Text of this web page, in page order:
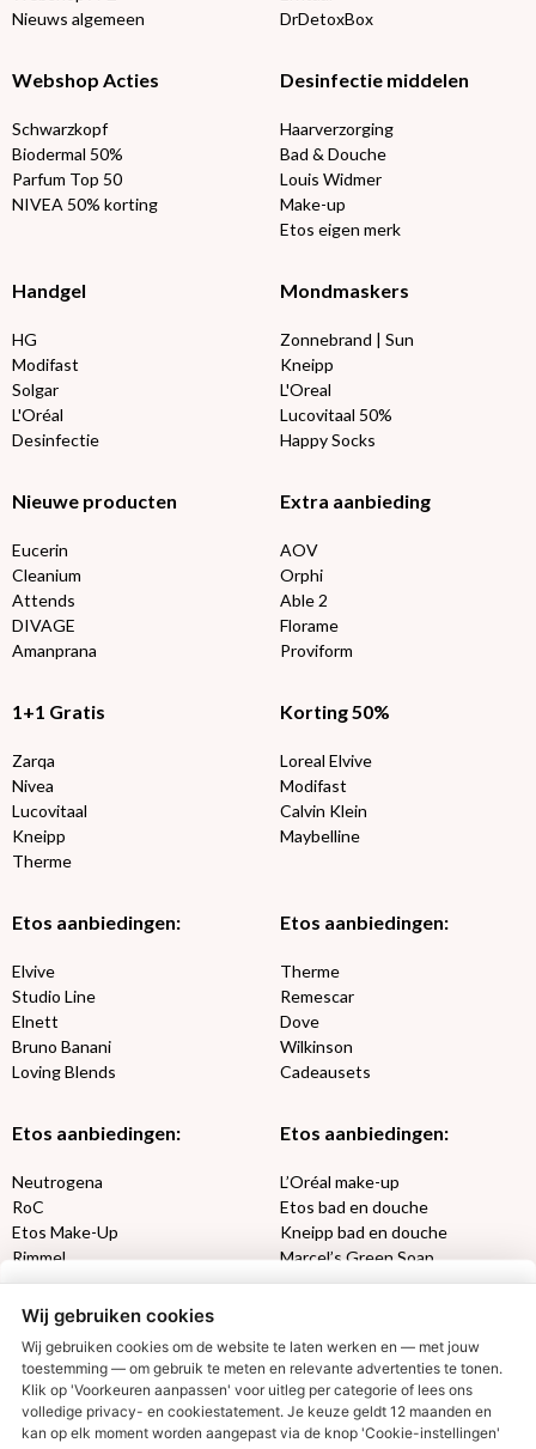
Nieuws algemeen
DrDetoxBox
Webshop Acties
Schwarzkopf
Biodermal 50%
Parfum Top 50
NIVEA 50% korting
Desinfectie middelen
Haarverzorging
Bad & Douche
Louis Widmer
Make-up
Etos eigen merk
Handgel
HG
Modifast
Solgar
L'Oréal
Desinfectie
Mondmaskers
Zonnebrand | Sun
Kneipp
L'Oreal
Lucovitaal 50%
Happy Socks
Nieuwe producten
Eucerin
Cleanium
Attends
DIVAGE
Amanprana
Extra aanbieding
AOV
Orphi
Able 2
Florame
Proviform
1+1 Gratis
Zarqa
Nivea
Lucovitaal
Kneipp
Therme
Korting 50%
Loreal Elvive
Modifast
Calvin Klein
Maybelline
Etos aanbiedingen:
Elvive
Studio Line
Elnett
Bruno Banani
Loving Blends
Etos aanbiedingen:
Therme
Remescar
Dove
Wilkinson
Cadeausets
Etos aanbiedingen:
Neutrogena
RoC
Etos Make-Up
Rimmel
Max Factor
Etos aanbiedingen:
L’Oréal make-up
Etos bad en douche
Kneipp bad en douche
Marcel’s Green Soap
Oral-B
Etos aanbiedingen:
Aussie
Gillette
Gezichtsverzorging
DETOXEN
Always
Libresse
Gliss Kur
Wij gebruiken cookies
Wij gebruiken cookies om de website te laten werken en — met jouw
toestemming — om gebruik te meten en relevante advertenties te tonen.
Klik op 'Voorkeuren aanpassen' voor uitleg per categorie of lees ons
volledige privacy- en cookiestatement. Je keuze geldt 12 maanden en
kan op elk moment worden aangepast via de knop 'Cookie-instellingen'